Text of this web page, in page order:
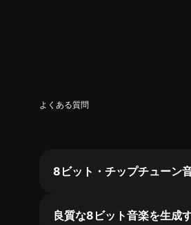
よくある質問
8ビット・チップチューン
良質な8ビット音楽を生成